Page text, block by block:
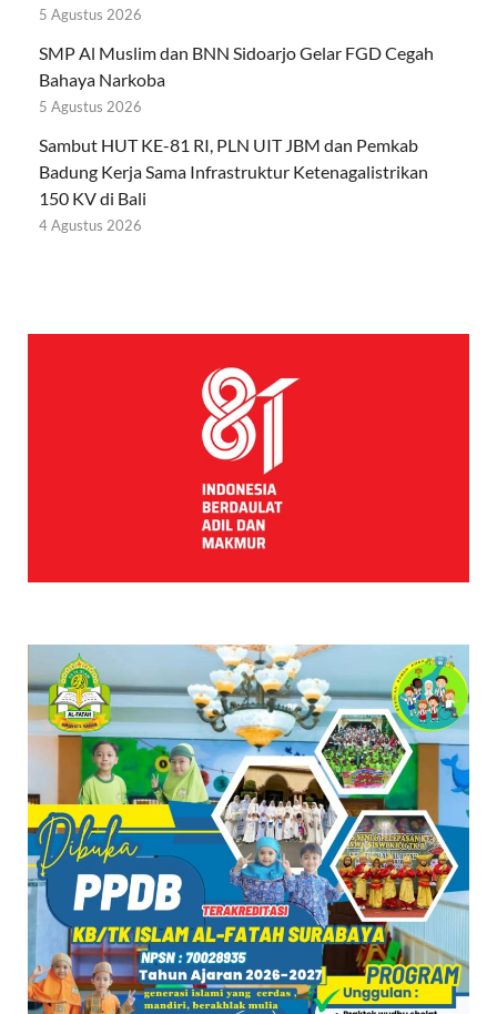
5 Agustus 2026
SMP Al Muslim dan BNN Sidoarjo Gelar FGD Cegah
Bahaya Narkoba
5 Agustus 2026
Sambut HUT KE-81 RI, PLN UIT JBM dan Pemkab
Badung Kerja Sama Infrastruktur Ketenagalistrikan
150 KV di Bali
4 Agustus 2026